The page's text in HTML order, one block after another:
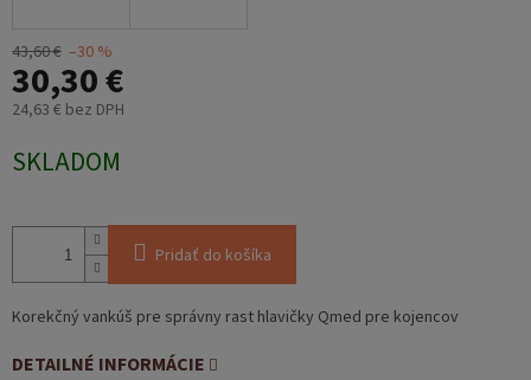
43,60 € –30 %
30,30 €
24,63 € bez DPH
cena:
SKLADOM
Pridať do košíka
Korekčný vankúš pre správny rast hlavičky Qmed pre kojencov
DETAILNÉ INFORMÁCIE